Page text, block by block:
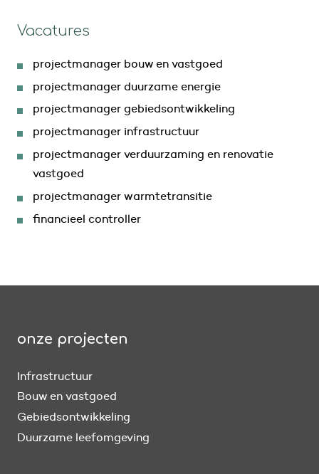
Vacatures
projectmanager bouw en vastgoed
projectmanager duurzame energie
projectmanager gebiedsontwikkeling
projectmanager infrastructuur
projectmanager verduurzaming en renovatie
vastgoed
projectmanager warmtetransitie
financieel controller
onze projecten
Infrastructuur
Bouw en vastgoed
Gebiedsontwikkeling
Duurzame leefomgeving